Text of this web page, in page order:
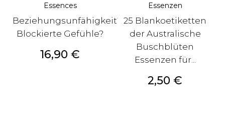
Essences
Beziehungsunfähigkeit?
Blockierte Gefühle?
Preis
16,90 €
Essenzen
25 Blankoetiketten
der Australische
Buschblüten
Essenzen für...
Preis
2,50 €